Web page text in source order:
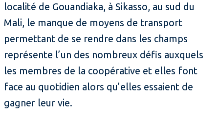
localité de Gouandiaka, à Sikasso, au sud du
Mali, le manque de moyens de transport
permettant de se rendre dans les champs
représente l’un des nombreux défis auxquels
les membres de la coopérative et elles font
face au quotidien alors qu’elles essaient de
gagner leur vie.